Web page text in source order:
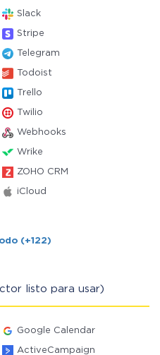
Slack
Stripe
Telegram
Todoist
Trello
Twilio
Webhooks
Wrike
ZOHO CRM
iCloud
(+122)
listo para usar)
Google Calendar
ActiveCampaign